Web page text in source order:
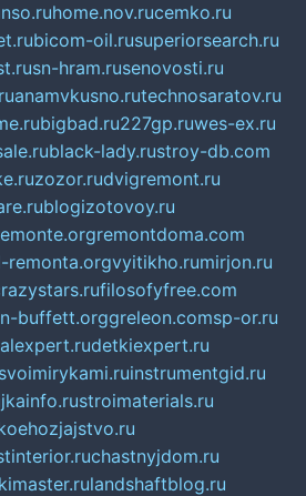
home.nov.rucemko.ru
bicom-oil.rusuperiorsearch.ru
sn-hram.rusenovosti.ru
anamvkusno.rutechnosaratov.ru
bigbad.ru227gp.ruwes-ex.ru
black-lady.rustroy-db.com
zozor.rudvigremont.ru
blogizotovoy.ru
remontdoma.com
remonta.orgvyitikho.rumirjon.ru
filosofyfree.com
buffett.orggreleon.comsp-or.ru
detkiexpert.ru
instrumentgid.ru
stroimaterials.ru
chastnyjdom.ru
landshaftblog.ru